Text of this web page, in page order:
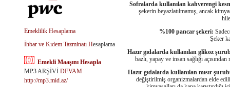
Emeklilik Hesaplama
İhbar ve Kıdem Tazminatı Hesaplama
Emekli Maaşını Hesapla
MP3 ARŞİVİ DEVAM
http://mp3.mid.az/
Sofralarda kullanılan kahverengi
şekerin beyazlatılmamış, ancak
%100 pancar şekeri:
Şeker
Hazır gıdalarda kullanılan glikoz
bazlı, yapay ve insan sağlığı
Hazır gıdalarda kullanılan mısır
değiştirilmiş organizmalardan elde